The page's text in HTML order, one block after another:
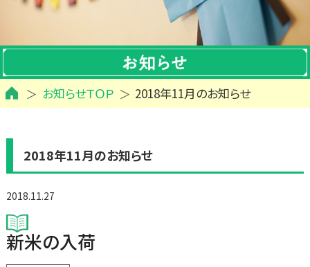
お知らせＴＯＰ 2018年11月のお知らせ
2018年11月のお知らせ
2018.11.27
新米の入荷